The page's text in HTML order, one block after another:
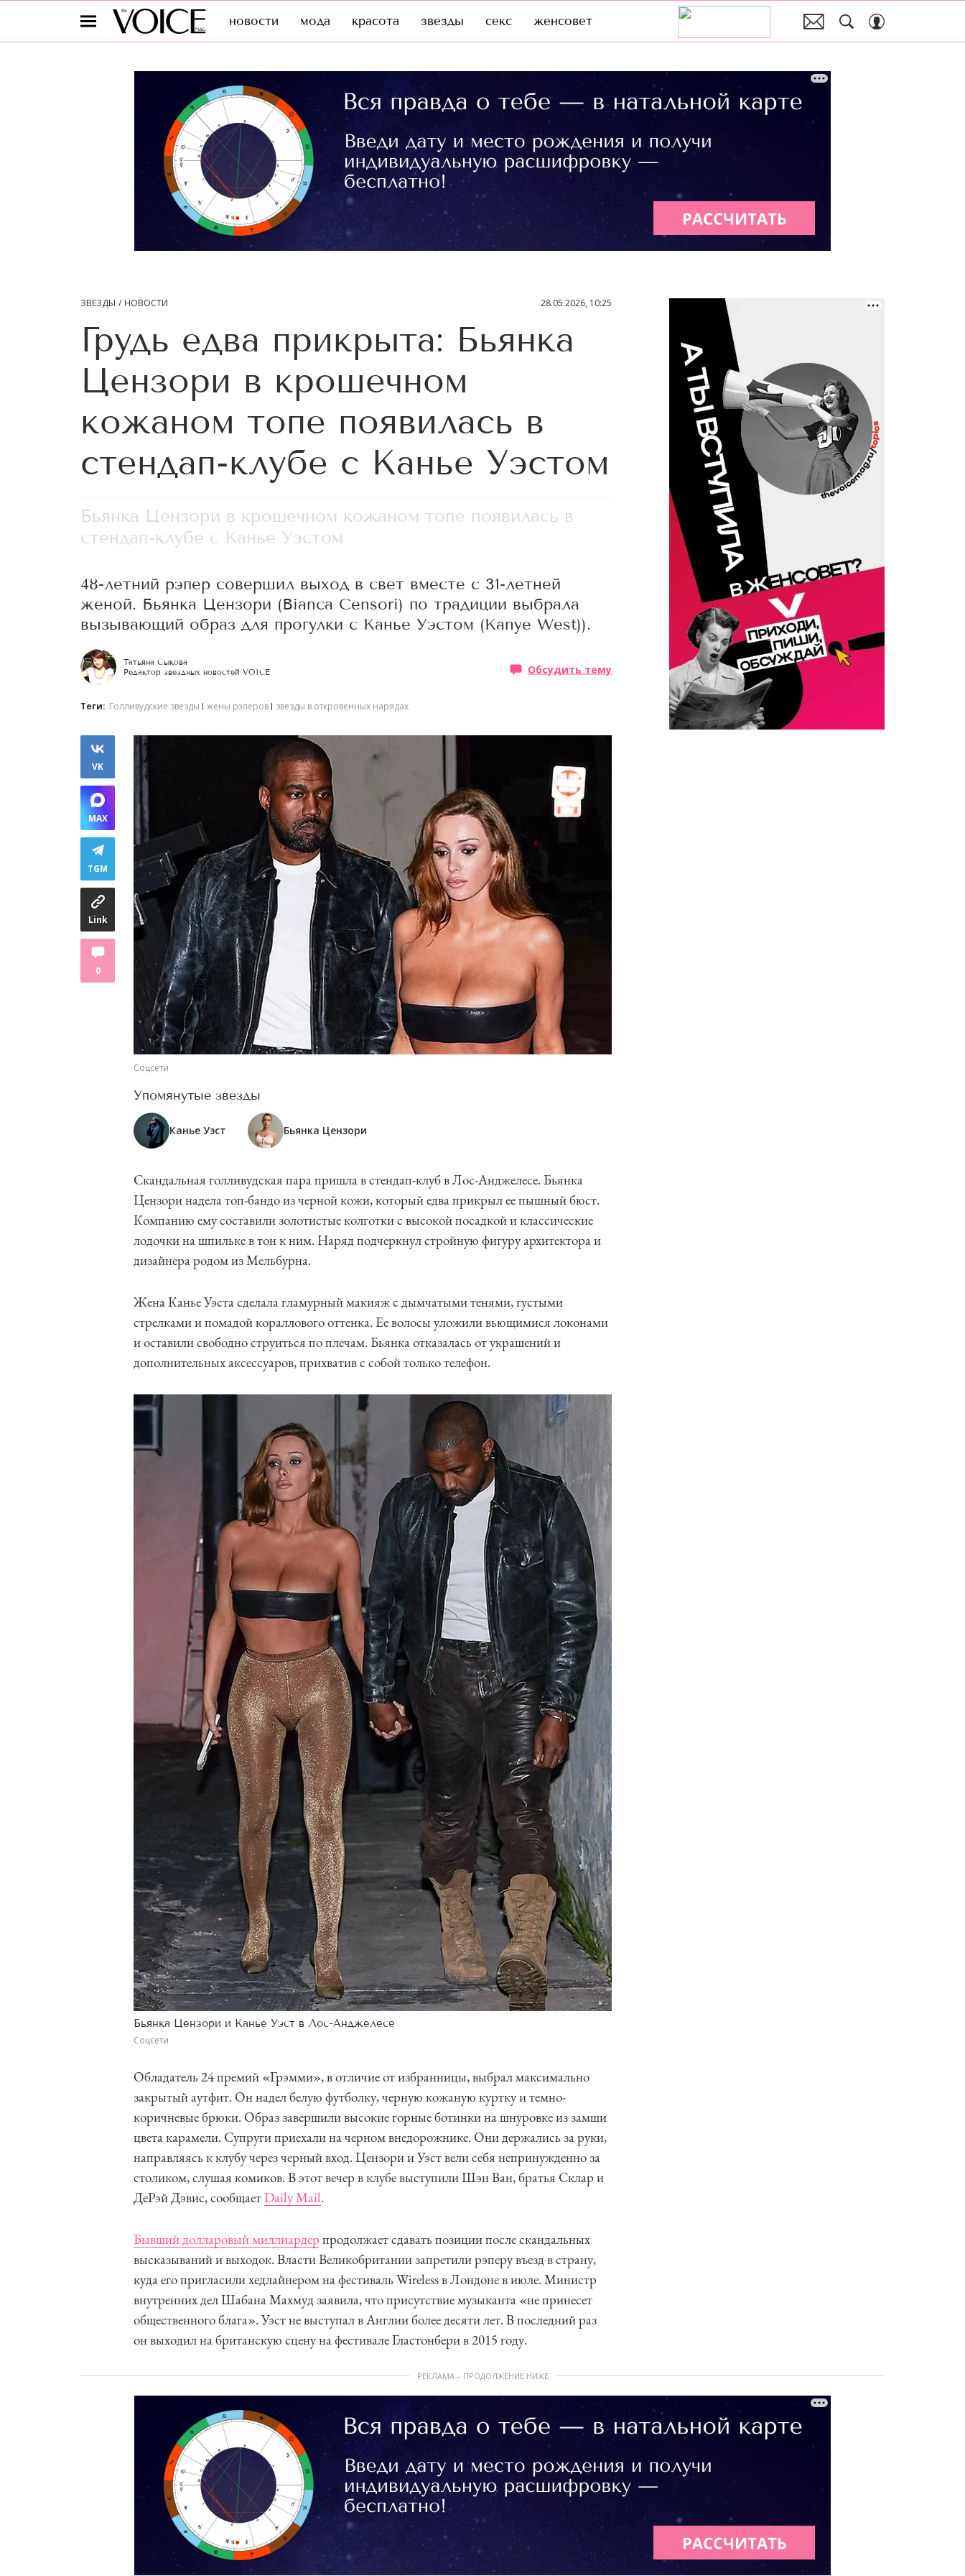
новости мода красота звезды секс женсовет
ЗВЕЗДЫ НОВОСТИ 28.05.2026, 10:25
Грудь едва прикрыта: Бьянка
Цензори в крошечном
кожаном топе появилась в
стендап-клубе с Канье Уэстом
Бьянка Цензори в крошечном кожаном топе появилась в
стендап-клубе с Канье Уэстом
48-летний рэпер совершил выход в свет вместе с 31-летней
женой. Бьянка Цензори (Bianca Censori) по традиции выбрала
вызывающий образ для прогулки с Канье Уэстом (Kanye West)).
Татьяна Сыкова
Редактор звездных новостей VOICE
Обсудить тему
Теги: Голливудские звезды жены рэперов звезды в откровенных нарядах
VK
MAX
TGM
Link
0
Соцсети
Упомянутые звезды
Канье Уэст Бьянка Цензори
Скандальная голливудская пара пришла в стендап-клуб в Лос-Анджелесе. Бьянка
Цензори надела топ-бандо из черной кожи, который едва прикрыл ее пышный бюст.
Компанию ему составили золотистые колготки с высокой посадкой и классические
лодочки на шпильке в тон к ним. Наряд подчеркнул стройную фигуру архитектора и
дизайнера родом из Мельбурна.
Жена Канье Уэста сделала гламурный макияж с дымчатыми тенями, густыми
стрелками и помадой кораллового оттенка. Ее волосы уложили вьющимися локонами
и оставили свободно струиться по плечам. Бьянка отказалась от украшений и
дополнительных аксессуаров, прихватив с собой только телефон.
Бьянка Цензори и Канье Уэст в Лос-Анджелесе
Соцсети
Обладатель 24 премий «Грэмми», в отличие от избранницы, выбрал максимально
закрытый аутфит. Он надел белую футболку, черную кожаную куртку и темно-
коричневые брюки. Образ завершили высокие горные ботинки на шнуровке из замши
цвета карамели. Супруги приехали на черном внедорожнике. Они держались за руки,
направляясь к клубу через черный вход. Цензори и Уэст вели себя непринужденно за
столиком, слушая комиков. В этот вечер в клубе выступили Шэн Ван, братья Склар и
ДеРэй Дэвис, сообщаетDaily Mail.
Бывший долларовый миллиардерпродолжает сдавать позиции после скандальных
высказываний и выходок. Власти Великобритании запретили рэперу въезд в страну,
куда его пригласили хедлайнером на фестиваль Wireless в Лондоне в июле. Министр
внутренних дел Шабана Махмуд заявила, что присутствие музыканта «не принесет
общественного блага». Уэст не выступал в Англии более десяти лет. В последний раз
он выходил на британскую сцену на фестивале Гластонбери в 2015 году.
РЕКЛАМА – ПРОДОЛЖЕНИЕ НИЖЕ